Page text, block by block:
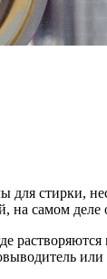
стирки,
самом деле
или